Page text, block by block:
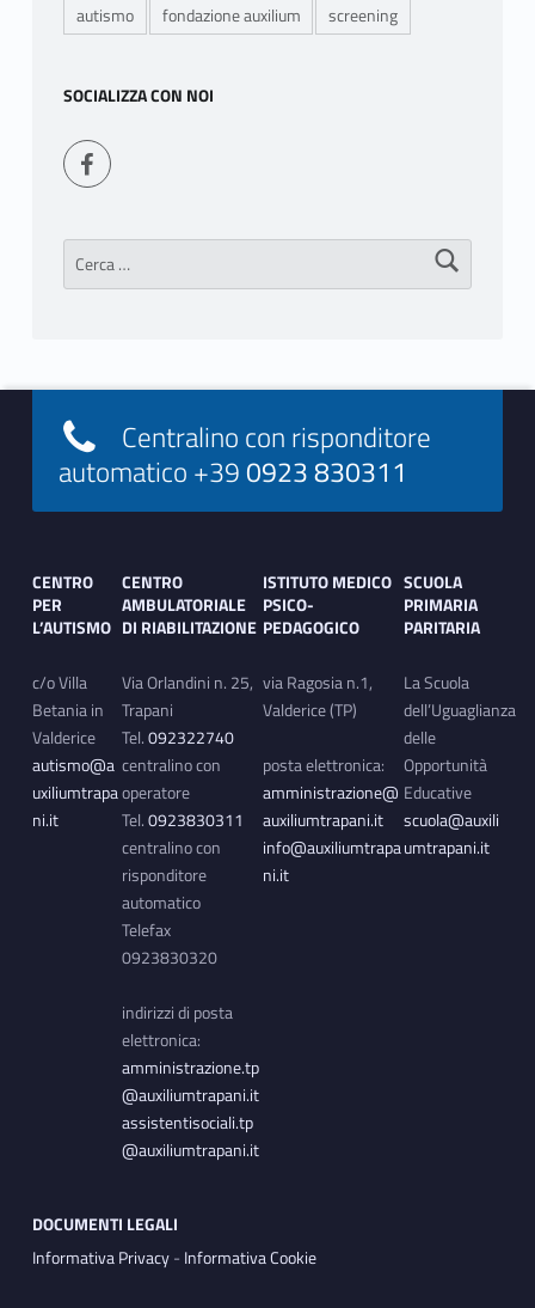
autismo fondazione auxilium screening
SOCIALIZZA CON NOI
Seguici su Facebook
Ricerca per:
Footer info sidebar
Centralino con risponditore
automatico +390923 830311
CENTRO
PER
L’AUTISMO
c/o Villa
Betania in
Valderice
autismo@a
uxiliumtrapa
ni.it
CENTRO
AMBULATORIALE
DI RIABILITAZIONE
Via Orlandini n. 25,
Trapani
Tel.092322740
centralino con
operatore
Tel.0923830311
centralino con
risponditore
automatico
Telefax
0923830320
indirizzi di posta
elettronica:
amministrazione.tp
@auxiliumtrapani.it
assistentisociali.tp
@auxiliumtrapani.it
ISTITUTO MEDICO
PSICO-
PEDAGOGICO
via Ragosia n.1,
Valderice (TP)
posta elettronica:
amministrazione@
auxiliumtrapani.it
info@auxiliumtrapa
ni.it
SCUOLA
PRIMARIA
PARITARIA
La Scuola
dell’Uguaglianza
delle
Opportunità
Educative
scuola@auxili
umtrapani.it
DOCUMENTI LEGALI
Informativa Privacy- Informativa Cookie